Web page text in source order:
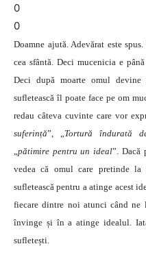
0
0
Doamne ajută. Adevărat este
cea sfântă. Deci mucenicia e
Deci după moarte omul
sufletească îl poate face pe om
redau câteva cuvinte care vor
suferință”, „Tortură îndurată
„pătimire pentru un ideal”. Dacă
vedea că omul care pretinde
sufletească pentru a atinge acest
fiecare dintre noi atunci când
învinge și în a atinge idealul.
sufletești.